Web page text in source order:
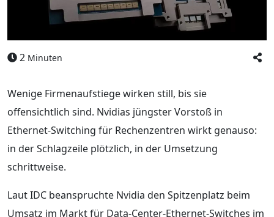
2 Minuten
Wenige Firmenaufstiege wirken still, bis sie
offensichtlich sind. Nvidias jüngster Vorstoß in
Ethernet-Switching für Rechenzentren wirkt genauso:
in der Schlagzeile plötzlich, in der Umsetzung
schrittweise.
Laut IDC beanspruchte Nvidia den Spitzenplatz beim
Umsatz im Markt für Data-Center-Ethernet-Switches im